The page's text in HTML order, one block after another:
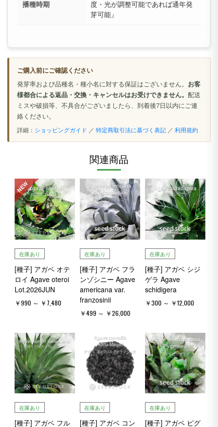
播種時期
度・光が調整可能であれば通年発
芽可能』
ご購入前にご確認ください
発芽率および品種名・種小名に対する保証はございません。 お客
様都合による返品・交換・キャンセルはお受けできません。 配送
ミスや破損等、不具合がございましたら、到着後7日以内にご連
絡ください。
詳細： ショッピングガイド ／ 特定商取引法に基づく表記 ／ 利用規約
関連商品
NEW
在庫あり
[種子] アガベ オテ
ロイ Agave oteroi
Lot.2026JUN
￥990 ～ ￥7,480
在庫あり
[種子] アガベ フラ
ンゾシニー Agave
americana var.
franzosinii
￥499 ～ ￥26,000
在庫あり
[種子] アガベ シジ
ゲラ Agave
schidigera
￥300 ～ ￥12,000
在庫あり
[種子] アガベ フル
在庫あり
[種子] アガベ コン
在庫あり
[種子] アガベ ピグ